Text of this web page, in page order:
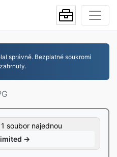
správně. Bezplatné soukromí
soubor najednou
→